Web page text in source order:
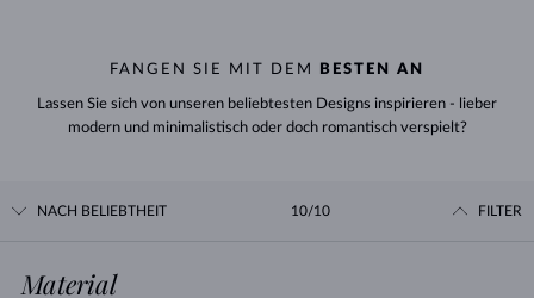
FANGEN SIE MIT DEM BESTEN AN
Lassen Sie sich von unseren beliebtesten Designs inspirieren - lieber
modern und minimalistisch oder doch romantisch verspielt?
NACH BELIEBTHEIT 10/10 FILTER
Material